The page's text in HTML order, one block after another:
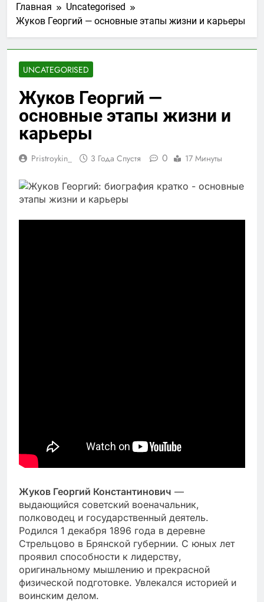
Главная
Uncategorised
Жуков Георгий — основные этапы жизни и карьеры
UNCATEGORISED
Жуков Георгий —
основные этапы жизни и
карьеры
Pristroykin_ 3 Года Спустя 0 17 Минуты
Жуков Георгий Константинович —
выдающийся советский военачальник,
полководец и государственный деятель.
Родился 1 декабря 1896 года в деревне
Стрельцово в Брянской губернии. С юных лет
проявил способности к лидерству,
оригинальному мышлению и прекрасной
физической подготовке. Увлекался историей и
воинским делом.